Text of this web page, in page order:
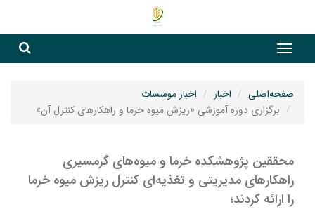
صفحه‌اصلی اخبار
اخبار موسسات
برگزاری دوره آموزشی «ریزش میوه خرما و راهکارهای کنترل آن»
محققین پژوهشکده خرما و میوه‌های گرمسیری
راهکارهای مدیریتی و تغذیه‌ای کنترل ریزش میوه خرما
را ارائه کردند؛